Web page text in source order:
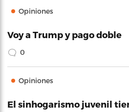
Opiniones
Voy a Trump y pago doble
0
Opiniones
El sinhogarismo juvenil